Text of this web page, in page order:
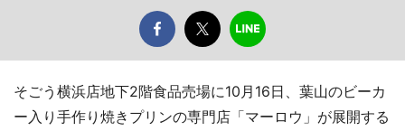
そごう横浜店地下2階食品売場に10月16日、葉山のビーカ
ー入り手作り焼きプリンの専門店「マーロウ」が展開する